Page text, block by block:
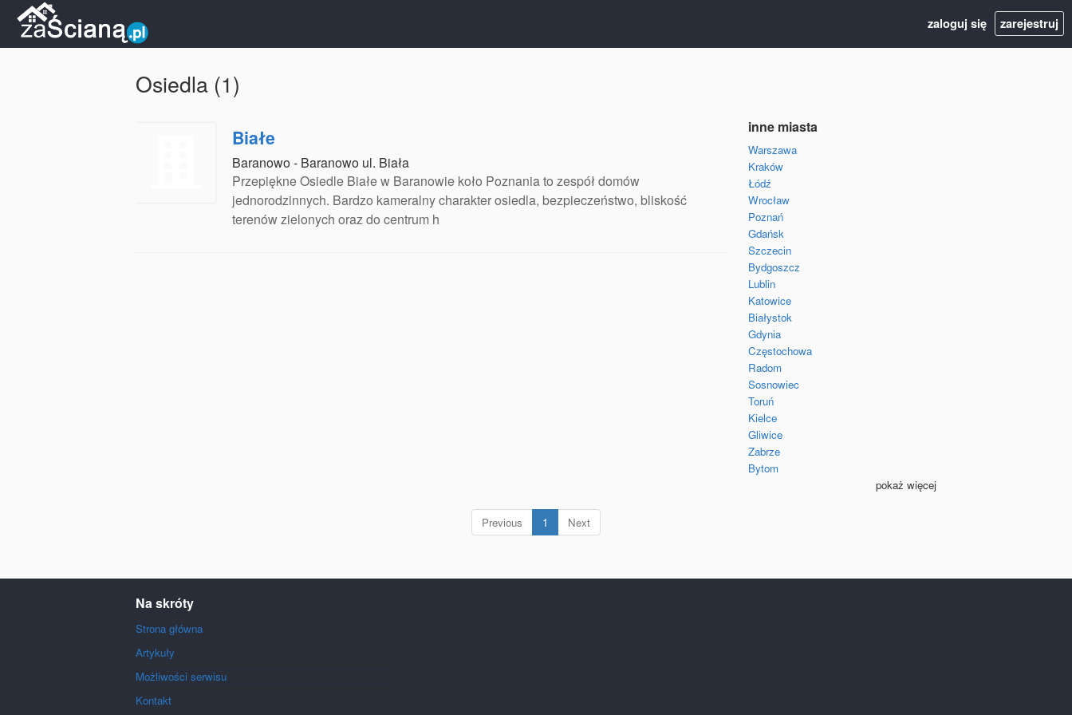
zaloguj się zarejestruj
Osiedla (1)
Białe
Baranowo - Baranowo ul. Biała
Przepiękne Osiedle Białe w Baranowie koło Poznania to zespół domów
jednorodzinnych. Bardzo kameralny charakter osiedla, bezpieczeństwo, bliskość
terenów zielonych oraz do centrum h
inne miasta
Warszawa
Kraków
Łódź
Wrocław
Poznań
Gdańsk
Szczecin
Bydgoszcz
Lublin
Katowice
Białystok
Gdynia
Częstochowa
Radom
Sosnowiec
Toruń
Kielce
Gliwice
Zabrze
Bytom
pokaż więcej
Previous 1 (current)
Next
Na skróty
Strona główna
Artykuły
Możliwości serwisu
Kontakt